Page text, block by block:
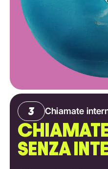
Chiamate
SENZA